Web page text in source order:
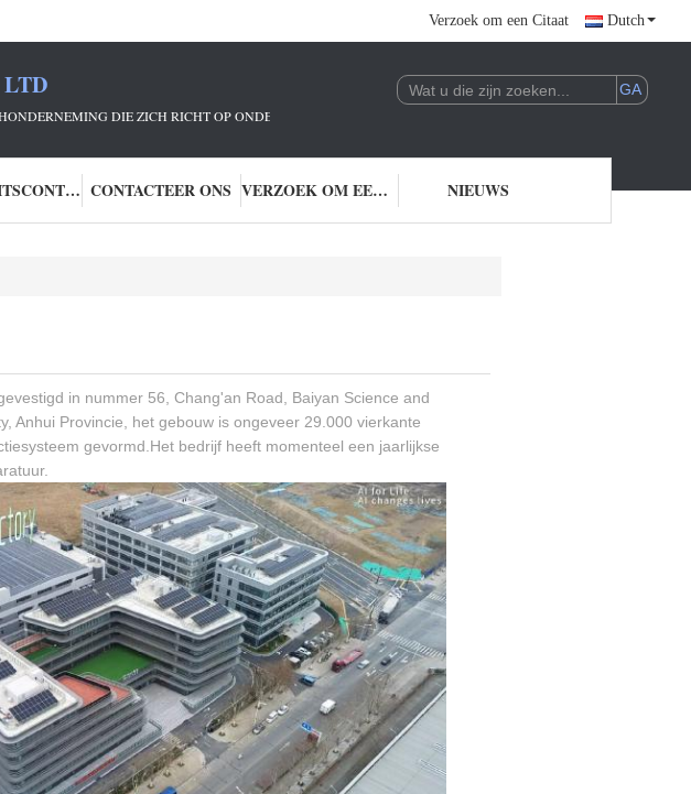
Verzoek om een Citaat Dutch
DIE ZICH RICHT OP ONDERZOEK EN ONTWIKKELING EN TOEPASSING VAN AI-
KWALITEITSCONTROLE CONTACTEER ONS VERZOEK OM EEN CITAAT NIEUWS
in nummer 56, Chang'an Road, Baiyan Science and
Anhui Provincie, het gebouw is ongeveer 29.000 vierkante
gevormd.Het bedrijf heeft momenteel een jaarlijkse